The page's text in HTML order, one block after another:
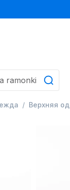
Верхняя